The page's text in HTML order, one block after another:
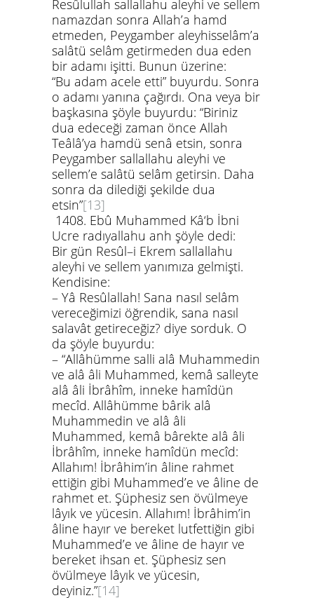
Resûlullah sallallahu aleyhi ve sellem
namazdan sonra Allah’a hamd
etmeden, Peygamber aleyhisselâm’a
salâtü selâm getirmeden dua eden
bir adamı işitti. Bunun üzerine:
“Bu adam acele etti” buyurdu. Sonra
o adamı yanına çağırdı. Ona veya bir
başkasına şöyle buyurdu: “Biriniz
dua edeceği zaman önce Allah
Teâlâ’ya hamdü senâ etsin, sonra
Peygamber sallallahu aleyhi ve
sellem’e salâtü selâm getirsin. Daha
sonra da dilediği şekilde dua
etsin”[13]
1408. Ebû Muhammed Kâ‘b İbni
Ucre radıyallahu anh şöyle dedi:
Bir gün Resûl–i Ekrem sallallahu
aleyhi ve sellem yanımıza gelmişti.
Kendisine:
– Yâ Resûlallah! Sana nasıl selâm
vereceğimizi öğrendik, sana nasıl
salavât getireceğiz? diye sorduk. O
da şöyle buyurdu:
– “Allâhümme salli alâ Muhammedin
ve alâ âli Muhammed, kemâ salleyte
alâ âli İbrâhîm, inneke hamîdün
mecîd. Allâhümme bârik alâ
Muhammedin ve alâ âli
Muhammed, kemâ bârekte alâ âli
İbrâhîm, inneke hamîdün mecîd:
Allahım! İbrâhim’in âline rahmet
ettiğin gibi Muhammed’e ve âline de
rahmet et. Şüphesiz sen övülmeye
lâyık ve yücesin. Allahım! İbrâhim’in
âline hayır ve bereket lutfettiğin gibi
Muhammed’e ve âline de hayır ve
bereket ihsan et. Şüphesiz sen
övülmeye lâyık ve yücesin,
deyiniz.”[14]